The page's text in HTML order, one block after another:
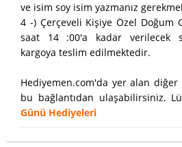
ve isim soy isim yazmanız
4 -) Çerçeveli Kişiye Özel Doğum
saat 14 :00'a kadar verilecek
kargoya teslim edilmektedir.
Hediyemen.com'da yer alan
bu bağlantıdan ulaşabilirsiniz.
Günü Hediyeleri